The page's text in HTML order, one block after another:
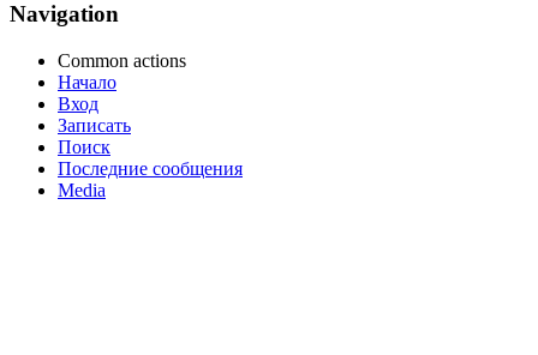
Navigation
Common actions
Начало
Вход
Записать
Поиск
Последние сообщения
Media